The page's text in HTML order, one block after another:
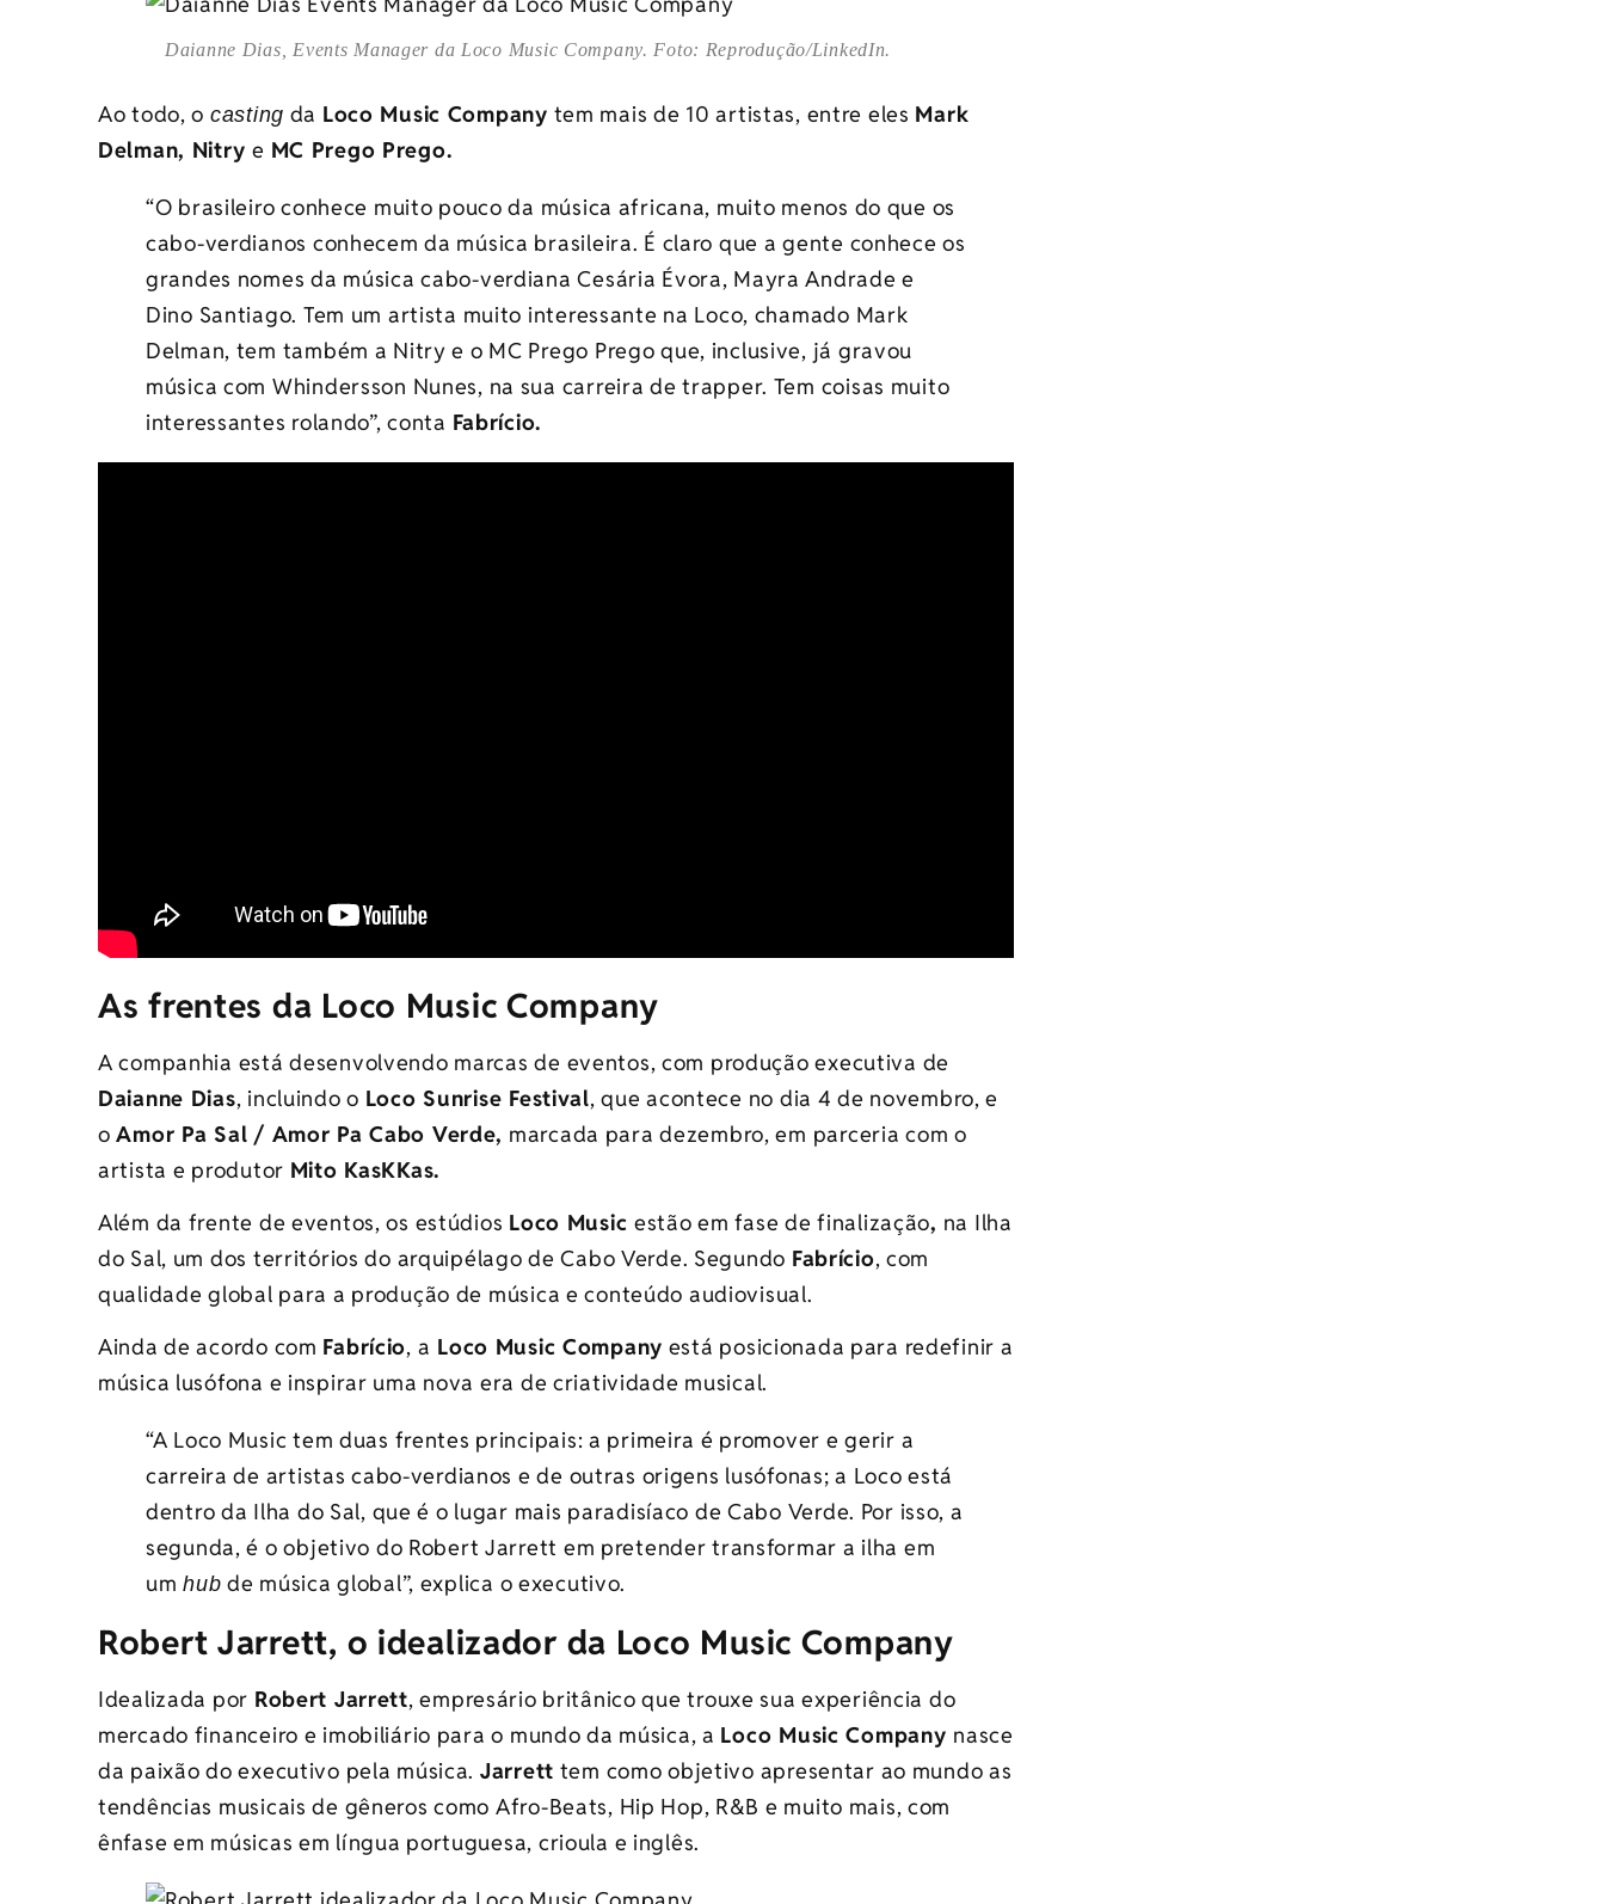
Daianne Dias, Events Manager da Loco Music Company. Foto: Reprodução/LinkedIn.
Ao todo, o casting da Loco Music Company tem mais de 10 artistas, entre eles Mark
Delman, Nitrye MC Prego Prego.
“O brasileiro conhece muito pouco da música africana, muito menos do que os
cabo-verdianos conhecem da música brasileira. É claro que a gente conhece os
grandes nomes da música cabo-verdiana Cesária Évora, Mayra Andrade e
Dino Santiago. Tem um artista muito interessante na Loco, chamado Mark
Delman, tem também a Nitry e o MC Prego Prego que, inclusive, já gravou
música com Whindersson Nunes, na sua carreira de trapper. Tem coisas muito
interessantes rolando”, conta Fabrício.
As frentes da Loco Music Company
A companhia está desenvolvendo marcas de eventos, com produção executiva de
Daianne Dias, incluindo o Loco Sunrise Festival, que acontece no dia 4 de novembro, e
oAmor Pa Sal / Amor Pa Cabo Verde, marcada para dezembro, em parceria com o
artista e produtor Mito KasKKas.
Além da frente de eventos, os estúdios Loco Musicestão em fase de finalização, na Ilha
do Sal, um dos territórios do arquipélago de Cabo Verde. Segundo Fabrício, com
qualidade global para a produção de música e conteúdo audiovisual.
Ainda de acordo com Fabrício, a Loco Music Company está posicionada para redefinir a
música lusófona e inspirar uma nova era de criatividade musical.
“A Loco Music tem duas frentes principais: a primeira é promover e gerir a
carreira de artistas cabo-verdianos e de outras origens lusófonas; a Loco está
dentro da Ilha do Sal, que é o lugar mais paradisíaco de Cabo Verde. Por isso, a
segunda, é o objetivo do Robert Jarrett em pretender transformar a ilha em
umhub de música global”, explica o executivo.
Robert Jarrett, o idealizador da Loco Music Company
Idealizada por Robert Jarrett, empresário britânico que trouxe sua experiência do
mercado financeiro e imobiliário para o mundo da música, a Loco Music Company nasce
da paixão do executivo pela música. Jarrett tem como objetivo apresentar ao mundo as
tendências musicais de gêneros como Afro-Beats, Hip Hop, R&B e muito mais, com
ênfase em músicas em língua portuguesa, crioula e inglês.